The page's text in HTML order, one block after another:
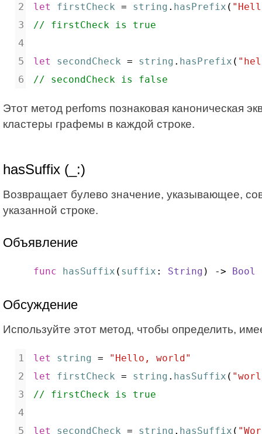
let
firstCheck = string . hasPrefix (
// firstCheck is true
let secondCheck = string . hasPrefix (
// secondCheck is false
Этот метод perfoms познаковая каноническая
кластеры графемы в каждой строке.
hasSuffix (_:)
Возвращает булево значение, указывающее,
указанной строке.
Объявление
func hasSuffix ( suffix : String ) -> Bool
Обсуждение
Используйте этот метод, чтобы определить,
let string =
"Hello, world"
let
firstCheck = string . hasSuffix (
// firstCheck is true
let secondCheck = string . hasSuffix (